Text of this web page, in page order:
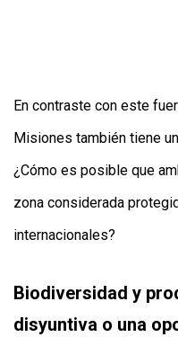
En contraste con este
Misiones también tiene
¿Cómo es posible que
zona considerada
internacionales?
Biodiversidad y
disyuntiva o una